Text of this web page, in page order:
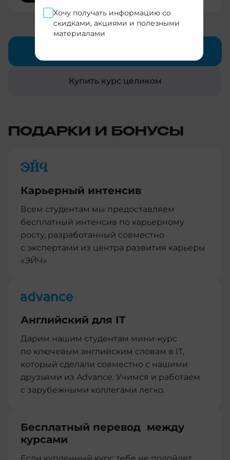
Хочу получать информацию со
скидками, акциями и полезными
материалами
Купить курс целиком
ПОДАРКИ И БОНУСЫ
Карьерный интенсив
Всем студентам мы предоставляем
бесплатный интенсив по карьерному
росту, разработанный совместно
с экспертами из центра развития карьеры
«ЭЙЧ»
Английский для IT
Дарим нашим студентам мини-курс
по ключевым английским словам в IT,
который сделали совместно с нашими
друзьями из Advance. Учимся и работаем
с зарубежными коллегами легко.
Бесплатный перевод между
курсами
Если купленный курс тебе не подойдет,